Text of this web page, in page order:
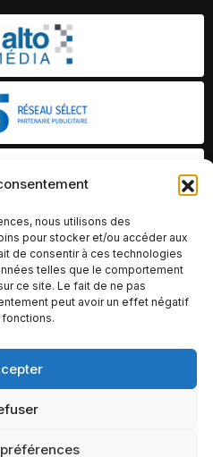
nous utilisons des
pour stocker et/ou accéder aux
de consentir à ces technologies
telles que le comportement
ce site. Le fait de ne pas
peut avoir un effet négatif
Inc |